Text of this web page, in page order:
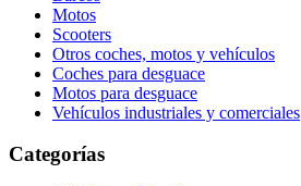
Motos
Scooters
Otros coches, motos y vehículos
Coches para desguace
Motos para desguace
Vehículos industriales y comerciales
Categorías